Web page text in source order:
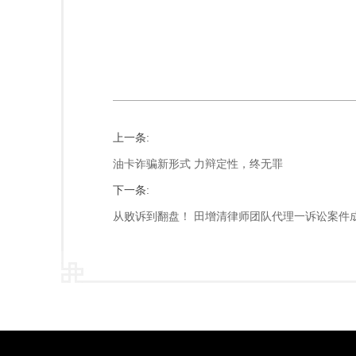
上一条:
油卡诈骗新形式 力辩定性，终无罪
下一条:
从败诉到翻盘！ 田增清律师团队代理一诉讼案件